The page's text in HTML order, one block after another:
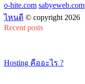
o-hite.com sabyeweb.com
ไหนดี © copyright 2026
Recent posts
Hosting คืออะไร ?